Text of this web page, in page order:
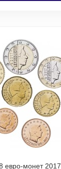
евро-монет 2017